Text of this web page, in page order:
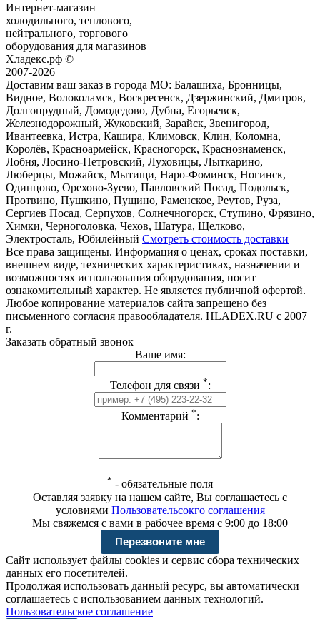
Интернет-магазин
холодильного, теплового,
нейтрального, торгового
оборудования для магазинов
Хладекс.рф ©
2007-2026
Доставим ваш заказ в города МО: Балашиха, Бронницы,
Видное, Волоколамск, Воскресенск, Дзержинский, Дмитров,
Долгопрудный, Домодедово, Дубна, Егорьевск,
Железнодорожный, Жуковский, Зарайск, Звенигород,
Ивантеевка, Истра, Кашира, Климовск, Клин, Коломна,
Королёв, Красноармейск, Красногорск, Краснознаменск,
Лобня, Лосино-Петровский, Луховицы, Лыткарино,
Люберцы, Можайск, Мытищи, Наро-Фоминск, Ногинск,
Одинцово, Орехово-Зуево, Павловский Посад, Подольск,
Протвино, Пушкино, Пущино, Раменское, Реутов, Руза,
Сергиев Посад, Серпухов, Солнечногорск, Ступино, Фрязино,
Химки, Черноголовка, Чехов, Шатура, Щелково,
Электросталь, Юбилейный Смотреть стоимость доставки
Все права защищены. Информация о ценах, сроках поставки,
внешнем виде, технических характеристиках, назначении и
возможностях использования оборудования, носит
ознакомительный характер. Не является публичной офертой.
Любое копирование материалов сайта запрещено без
письменного согласия правообладателя. HLADEX.RU c 2007
г.
Заказать обратный звонок
Ваше имя:
Телефон для связи *:
Комментарий *:
* - обязательные поля
Оставляя заявку на нашем сайте, Вы соглашаетесь с
условиями Пользовательсокго соглашения
Мы свяжемся с вами в рабочее время с 9:00 до 18:00
Сайт использует файлы cookies и сервис сбора технических
данных его посетителей.
Продолжая использовать данный ресурс, вы автоматически
соглашаетесь с использованием данных технологий.
Пользовательское соглашение